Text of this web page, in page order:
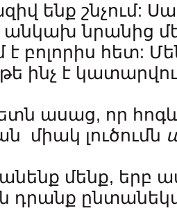
ենք շնչում: Սա
նրանից
բոլորիս հետ:
ինչ է
ասաց, որ
միակ լուծումն
մենք, երբ
դրանք